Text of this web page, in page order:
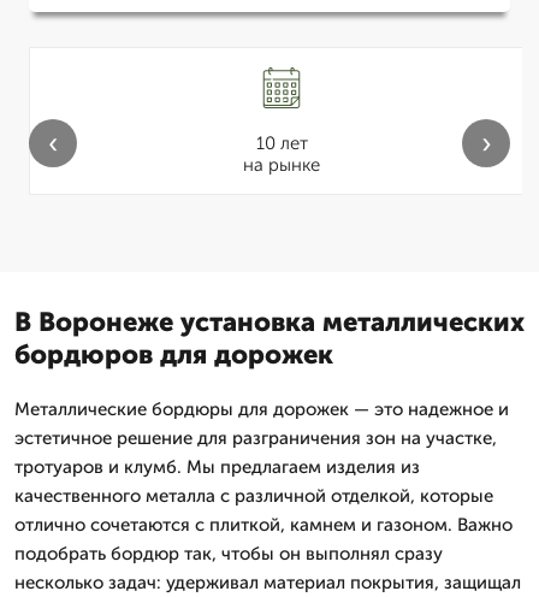
10 лет
на рынке
‹ ›
В Воронеже установка металлических
бордюров для дорожек
Металлические бордюры для дорожек — это надежное и
эстетичное решение для разграничения зон на участке,
тротуаров и клумб. Мы предлагаем изделия из
качественного металла с различной отделкой, которые
отлично сочетаются с плиткой, камнем и газоном. Важно
подобрать бордюр так, чтобы он выполнял сразу
несколько задач: удерживал материал покрытия, защищал